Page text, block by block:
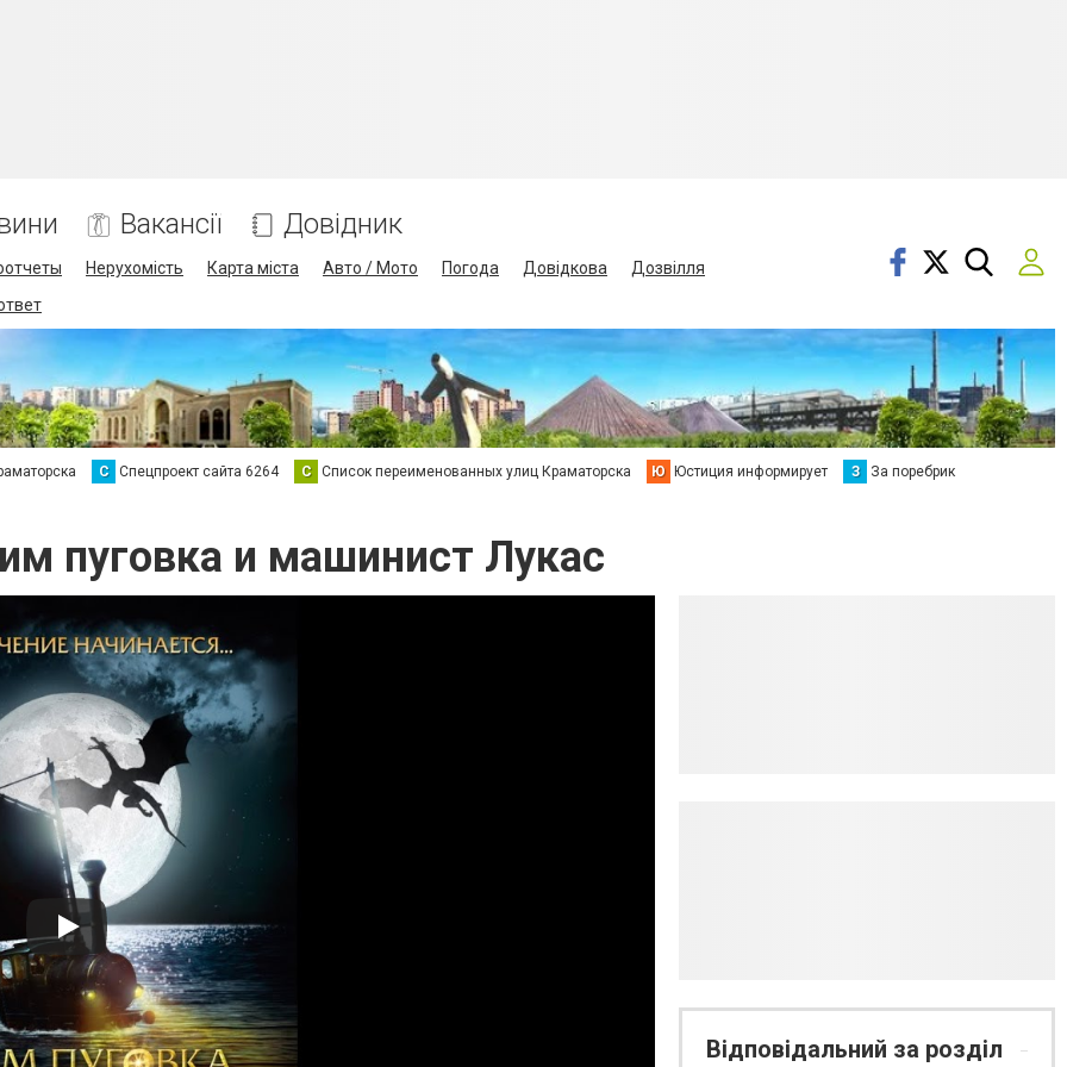
Вакансії Довідник
Нерухомість Карта міста Авто / Мото Погода Довідкова
Дозвілля
С Спецпроект сайта 6264 С Список переименованных улиц Краматорска Ю Юстиция информирует З За поребрик
пуговка и машинист Лукас
Відповідальний за розділ